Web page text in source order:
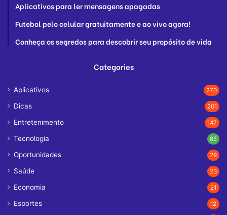
Aplicativos para ler mensagens apagadas
Futebol pelo celular gratuitamente e ao vivo agora!
Conheça os segredos para descobrir seu propósito de vida
Categories
Aplicativos 270
Dicas 201
Entretenimento 147
Tecnologia 85
Oportunidades 29
Saúde 23
Economia 21
Esportes 12